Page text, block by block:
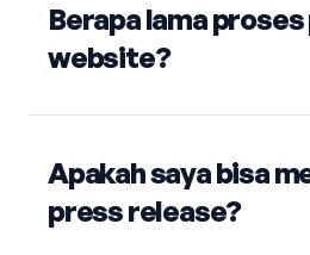
Berapa lama
website?
Apakah saya bisa
press release?